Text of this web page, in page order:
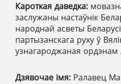
Кароткая даведка:
заслужаны настаўнік
народнай асветы
партызанскага руху ў
узнагароджаная ордэнам
Дзявочае імя: Ралавец